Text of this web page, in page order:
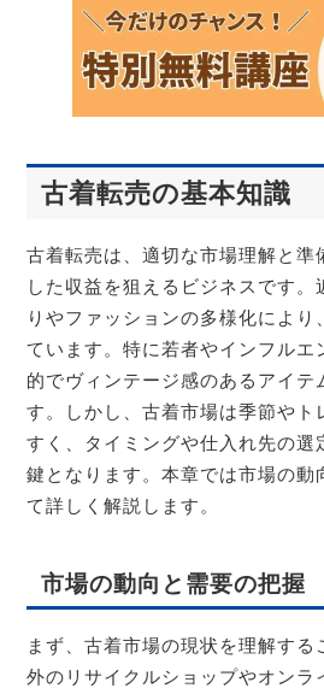
古着転売の基本知識
古着転売は、適切な市場理解と準
した収益を狙えるビジネスです。
りやファッションの多様化により
ています。特に若者やインフルエ
的でヴィンテージ感のあるアイテ
す。しかし、古着市場は季節やト
すく、タイミングや仕入れ先の選
鍵となります。本章では市場の動
て詳しく解説します。
市場の動向と需要の把握
まず、古着市場の現状を理解する
外のリサイクルショップやオンラ